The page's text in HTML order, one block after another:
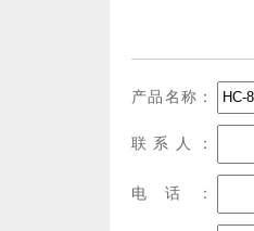
产品名称：
联系人：
电话：